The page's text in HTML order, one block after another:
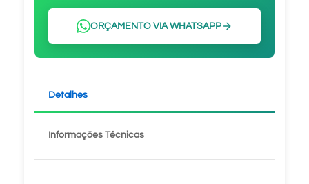
ORÇAMENTO VIA WHATSAPP
Detalhes
Informações Técnicas